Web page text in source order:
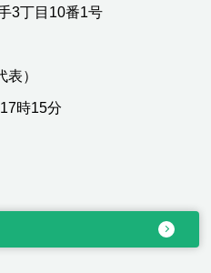
3丁目10番1号
）
時15分